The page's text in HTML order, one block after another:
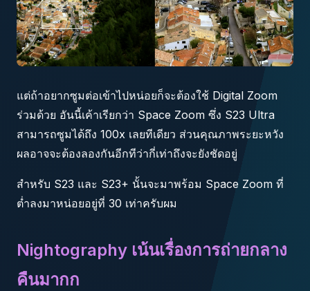
แต่ถ้าอยากซูมต่อเข้าไปหน่อยก็จะต้องใช้ Digital Zoom
ร่วมด้วย อันนี้เค้าเรียกว่า Space Zoom ซึ่ง S23 Ultra
สามารถซูมได้ถึง 100x เลยทีเดียว ส่วนคุณภาพระยะหวัง
ผลอาจจะต้องลองกันอีกทีว่ากี่เท่าถึงจะยังชัดอยู่
สำหรับ S23 และ S23+ นั้นจะมาพร้อม Space Zoom ที่
ต่ำลงมาหน่อยอยู่ที่ 30 เท่าครับผม
Nightography เน้นเรื่องการถ่ายกลาง
คืนมากก